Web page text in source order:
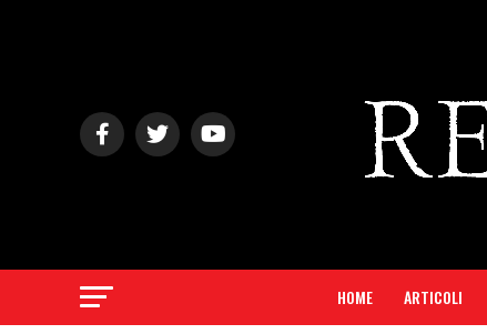
HOME ARTICOLI